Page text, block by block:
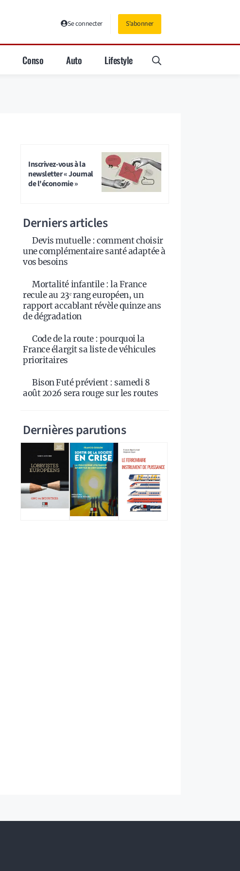
Se connecter S'abonner
Conso Auto Lifestyle
Inscrivez-vous à la
newsletter « Journal
de l'économie »
Derniers articles
Devis mutuelle : comment choisir
une complémentaire santé adaptée à
vos besoins
Mortalité infantile : la France
recule au 23ᵉ rang européen, un
rapport accablant révèle quinze ans
de dégradation
Code de la route : pourquoi la
France élargit sa liste de véhicules
prioritaires
Bison Futé prévient : samedi 8
août 2026 sera rouge sur les routes
Dernières parutions